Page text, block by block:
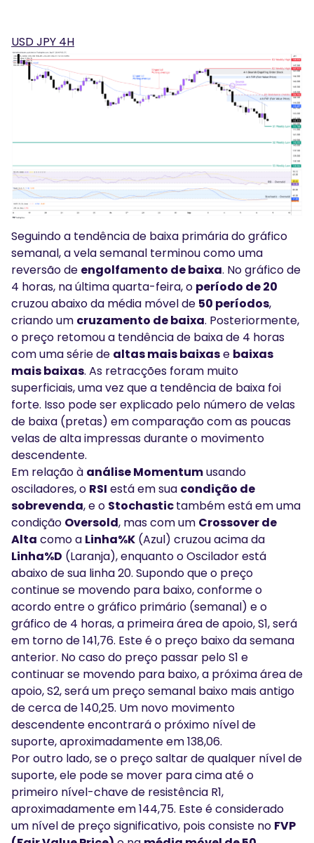
USD JPY 4H
Seguindo a tendência de baixa primária do gráfico
semanal, a vela semanal terminou como uma
reversão de engolfamento de baixa. No gráfico de
4 horas, na última quarta-feira, o período de 20
cruzou abaixo da média móvel de 50 períodos,
criando um cruzamento de baixa. Posteriormente,
o preço retomou a tendência de baixa de 4 horas
com uma série de altas mais baixase baixas
mais baixas. As retracções foram muito
superficiais, uma vez que a tendência de baixa foi
forte. Isso pode ser explicado pelo número de velas
de baixa (pretas) em comparação com as poucas
velas de alta impressas durante o movimento
descendente.
Em relação à análise Momentumusando
osciladores, o RSI está em sua condição de
sobrevenda, e o Stochastictambém está em uma
condição Oversold, mas com um Crossover de
Alta como a Linha%K (Azul) cruzou acima da
Linha%D (Laranja), enquanto o Oscilador está
abaixo de sua linha 20. Supondo que o preço
continue se movendo para baixo, conforme o
acordo entre o gráfico primário (semanal) e o
gráfico de 4 horas, a primeira área de apoio, S1, será
em torno de 141,76. Este é o preço baixo da semana
anterior. No caso do preço passar pelo S1 e
continuar se movendo para baixo, a próxima área de
apoio, S2, será um preço semanal baixo mais antigo
de cerca de 140,25. Um novo movimento
descendente encontrará o próximo nível de
suporte, aproximadamente em 138,06.
Por outro lado, se o preço saltar de qualquer nível de
suporte, ele pode se mover para cima até o
primeiro nível-chave de resistência R1,
aproximadamente em 144,75. Este é considerado
um nível de preço significativo, pois consiste no FVP